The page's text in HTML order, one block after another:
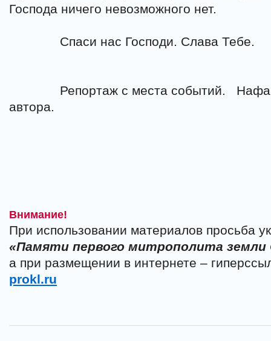
Господа ничего невозможного нет.
Спаси нас Господи. Слава Тебе.
Репортаж с места событий.
автора.
Внимание!
При использовании материалов просьба
«Памяти первого митрополита земли
а при размещении в интернете –
prokl.ru